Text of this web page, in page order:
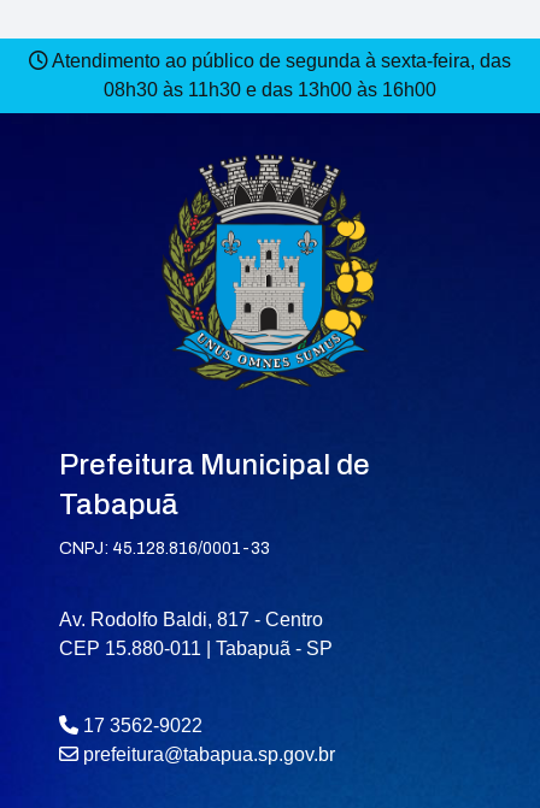
Atendimento ao público de segunda à sexta-feira, das
08h30 às 11h30 e das 13h00 às 16h00
Prefeitura Municipal de
Tabapuã
CNPJ: 45.128.816/0001-33
Av. Rodolfo Baldi, 817 - Centro
CEP 15.880-011 | Tabapuã - SP
17 3562-9022
prefeitura@tabapua.sp.gov.br